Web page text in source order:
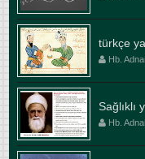
türkçe
Hb.
Sağlıklı
Hb.